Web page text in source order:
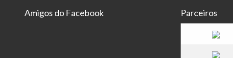
Amigos do Facebook Parceiros